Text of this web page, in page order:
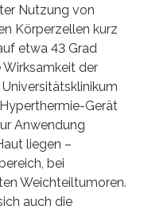
Nutzung von
Körperzellen kurz
etwa 43 Grad
Wirksamkeit der
Gerät
Anwendung
liegen –
bei
Weichteiltumoren.
auch die